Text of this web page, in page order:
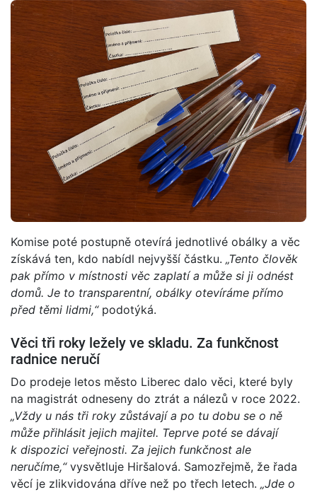
Komise poté postupně otevírá jednotlivé obálky a věc
získává ten, kdo nabídl nejvyšší částku. „Tento člověk
pak přímo v místnosti věc zaplatí a může si ji odnést
domů. Je to transparentní, obálky otevíráme přímo
před těmi lidmi,“ podotýká.
Věci tři roky ležely ve skladu. Za funkčnost
radnice neručí
Do prodeje letos město Liberec dalo věci, které byly
na magistrát odneseny do ztrát a nálezů v roce 2022.
„Vždy u nás tři roky zůstávají a po tu dobu se o ně
může přihlásit jejich majitel. Teprve poté se dávají
k dispozici veřejnosti. Za jejich funkčnost ale
neručíme,“vysvětluje Hiršalová. Samozřejmě, že řada
věcí je zlikvidována dříve než po třech letech. „Jde o